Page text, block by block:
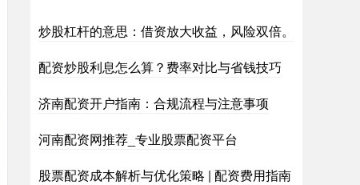
炒股杠杆的意思：借资放大收益，风险双倍。
配资炒股利息怎么算？费率对比与省钱技巧
济南配资开户指南：合规流程与注意事项
河南配资网推荐_专业股票配资平台
股票配资成本解析与优化策略 | 配资费用指南